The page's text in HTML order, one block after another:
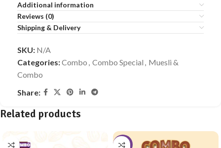
Additional information
Reviews (0)
Shipping & Delivery
SKU: N/A
Categories:Combo , Combo Special , Muesli &
Combo
Share:
Related products
-9%